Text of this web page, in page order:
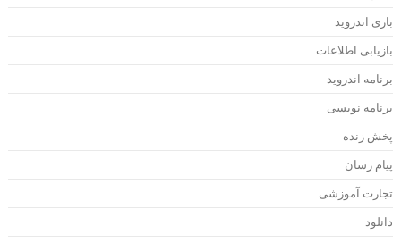
اندروید
اطلاعات
اندروید
نویسی
زنده
رسان
آموزشی